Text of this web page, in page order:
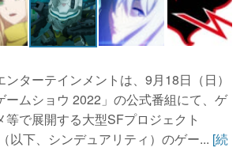
ターテインメントは、9月18日（日）
ームショウ 2022」の公式番組にて、ゲ
等で展開する大型SFプロジェクト
以下、シンデュアリティ）のゲー... [続